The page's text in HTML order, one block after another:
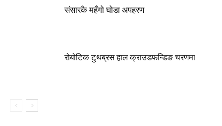
संसारकै महँगो घोडा अपहरण
रोबोटिक टुथब्रस हाल क्राउडफन्डिङ चरणमा